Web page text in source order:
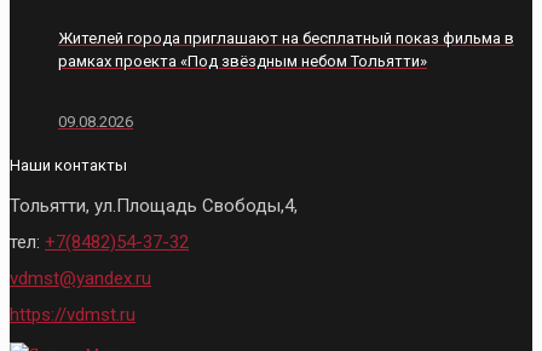
Жителей города приглашают на бесплатный показ фильма в
рамках проекта «Под звёздным небом Тольятти»
09.08.2026
Наши контакты
Тольятти, ул.Площадь Свободы,4,
тел: +7(8482)54-37-32
vdmst@yandex.ru
https://vdmst.ru